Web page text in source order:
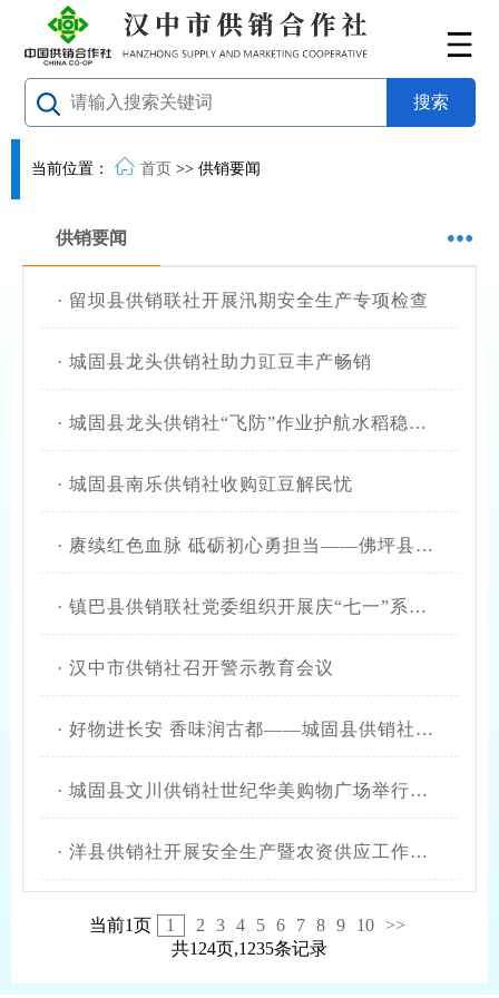
当前位置： 首页 >> 供销要闻
供销要闻
· 留坝县供销联社开展汛期安全生产专项检查
· 城固县龙头供销社助力豇豆丰产畅销
· 城固县龙头供销社“飞防”作业护航水稻稳产增收
· 城固县南乐供销社收购豇豆解民忧
· 赓续红色血脉 砥砺初心勇担当——佛坪县供销社开展“庆七一”主题党日活动
· 镇巴县供销联社党委组织开展庆“七一”系列活动
· 汉中市供销社召开警示教育会议
· 好物进长安 香味润古都——城固县供销社农特产品展销馆西安店盛大开业
· 城固县文川供销社世纪华美购物广场举行消防演练
· 洋县供销社开展安全生产暨农资供应工作检查
当前1页 1 2 3 4 5 6 7 8 9 10
>>
共124页,1235条记录